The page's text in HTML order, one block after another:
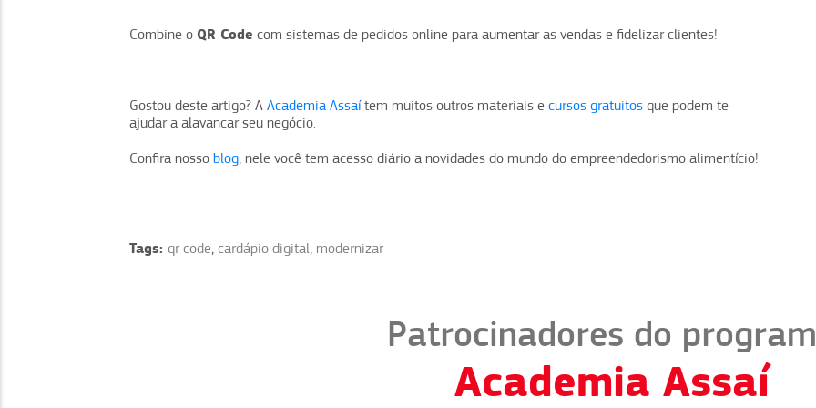
Combine o QR Code com sistemas de pedidos online para aumentar as vendas e fidelizar clientes!
Gostou deste artigo? A Academia Assaítem muitos outros materiais e cursos gratuitos que podem te
ajudar a alavancar seu negócio.
Confira nosso blog, nele você tem acesso diário a novidades do mundo do empreendedorismo alimentício!
Tags: qr code, cardápio digital, modernizar
Patrocinadores do
Academia Assaí